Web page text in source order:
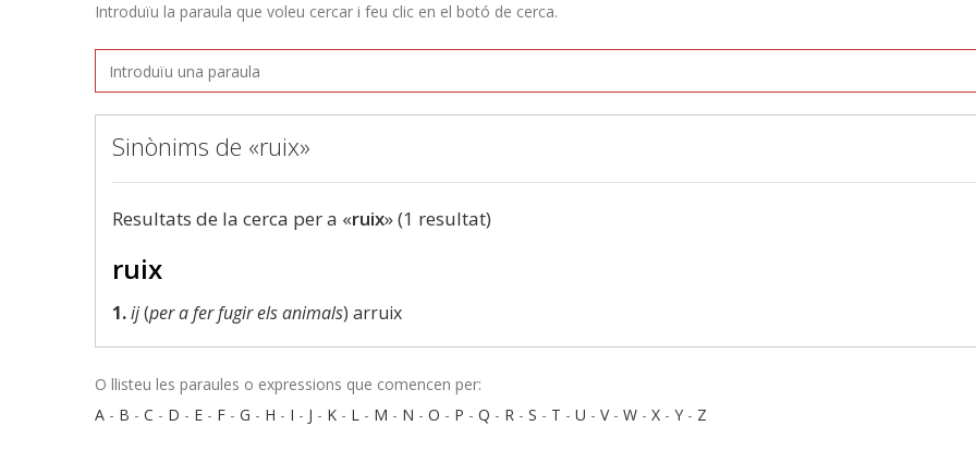
Introduïu la paraula que voleu cercar i feu clic en el botó de cerca.
Sinònims de «ruix»
Resultats de la cerca per a «ruix» (1 resultat)
ruix
1.ij(per a fer fugir els animals) arruix
O llisteu les paraules o expressions que comencen per:
A - B - C - D - E - F - G - H - I - J - K - L - M - N - O - P - Q - R - S - T - U - V- W - X - Y - Z